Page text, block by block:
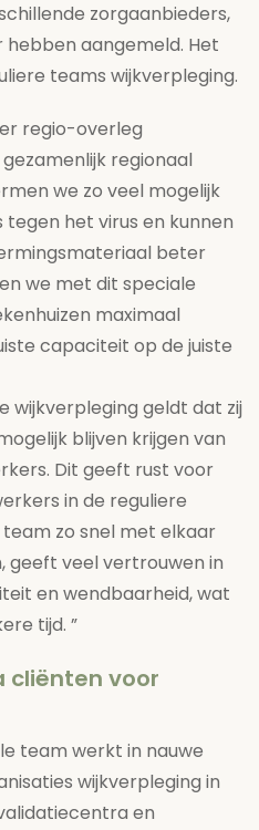
zorgaanbieders,
hebben aangemeld. Het
teams wijkverpleging.
regio-overleg
regionaal
we zo veel mogelijk
het virus en kunnen
beter
we met dit speciale
maximaal
capaciteit op de juiste
wijkverpleging geldt dat zij
blijven krijgen van
Dit geeft rust voor
in de reguliere
zo snel met elkaar
geeft veel vertrouwen in
en wendbaarheid, wat
tijd. ”
cliënten voor
team werkt in nauwe
wijkverpleging in
en